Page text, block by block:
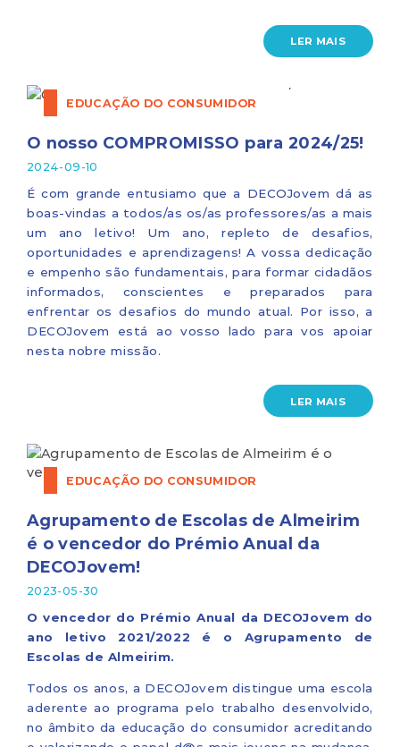
LER MAIS
EDUCAÇÃO DO CONSUMIDOR
O nosso COMPROMISSO para 2024/25!
2024-09-10
É com grande entusiamo que a DECOJovem dá as
boas-vindas a todos/as os/as professores/as a mais
um ano letivo! Um ano, repleto de desafios,
oportunidades e aprendizagens! A vossa dedicação
e empenho são fundamentais, para formar cidadãos
informados, conscientes e preparados para
enfrentar os desafios do mundo atual. Por isso, a
DECOJovem está ao vosso lado para vos apoiar
nesta nobre missão.
LER MAIS
EDUCAÇÃO DO CONSUMIDOR
Agrupamento de Escolas de Almeirim
é o vencedor do Prémio Anual da
DECOJovem!
2023-05-30
O vencedor do Prémio Anual da DECOJovem do
ano letivo 2021/2022 é o Agrupamento de
Escolas de Almeirim.
Todos os anos, a DECOJovem distingue uma escola
aderente ao programa pelo trabalho desenvolvido,
no âmbito da educação do consumidor acreditando